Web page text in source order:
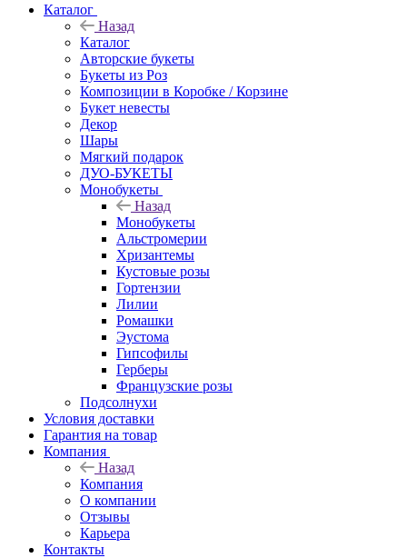
Каталог
Назад
Каталог
Авторские букеты
Букеты из Роз
Композиции в Коробке / Корзине
Букет невесты
Декор
Шары
Мягкий подарок
ДУО-БУКЕТЫ
Монобукеты
Назад
Монобукеты
Альстромерии
Хризантемы
Кустовые розы
Гортензии
Лилии
Ромашки
Эустома
Гипсофилы
Герберы
Французские розы
Подсолнухи
Условия доставки
Гарантия на товар
Компания
Назад
Компания
О компании
Отзывы
Карьера
Контакты